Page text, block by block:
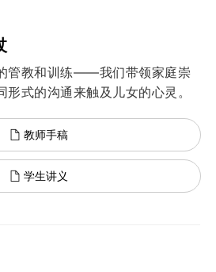
管教和训练——我们带领家庭崇
式的沟通来触及儿女的心灵。
教师手稿
学生讲义